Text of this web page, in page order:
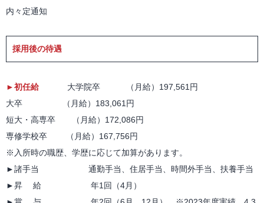
内々定通知
採用後の待遇
►初任給
大学院卒 （月給）197,561円
大卒 （月給）183,061円
短大・高専卒 （月給）172,086円
専修学校卒 （月給）167,756円
※入所時の職歴、学歴に応じて加算があります。
►諸手当 通勤手当、住居手当、時間外手当、扶養手当
►昇 給 年1回（4月）